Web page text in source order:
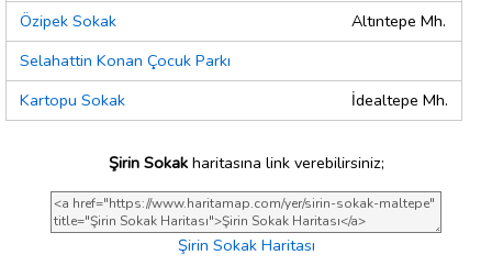
Özipek Sokak
Altıntepe Mh.
Selahattin Konan Çocuk Parkı
Kartopu Sokak
İdealtepe Mh.
Şirin Sokakharitasına link verebilirsiniz;
Şirin Sokak Haritası